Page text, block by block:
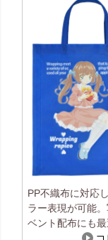
PP不織布に対応
ラー表現が可能
ベント配布にも最